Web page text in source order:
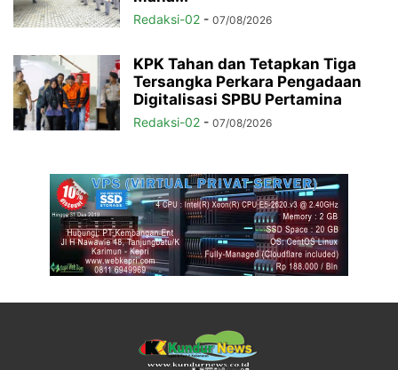
Redaksi-02 - 07/08/2026
KPK Tahan dan Tetapkan Tiga
Tersangka Perkara Pengadaan
Digitalisasi SPBU Pertamina
Redaksi-02 - 07/08/2026